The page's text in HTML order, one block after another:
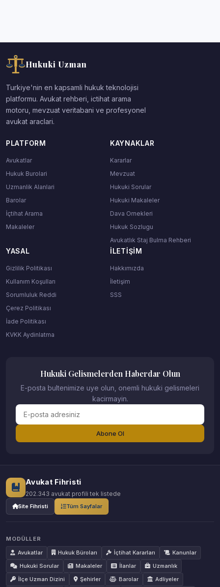
Hukuki Uzman
Turkiye'nin en kapsamli hukuk teknolojisi
platformu. Avukat rehberi, ictihat arama
motoru, mevzuat veritabani ve profesyonel
avukat araclari.
PLATFORM
Avukatlar
Hukuk Burolari
Uzmanlik Alanlari
Barolar
İçtihat Arama
Makaleler
KAYNAKLAR
Kararlar
Mevzuat
Hukuki Sorular
Hukuki Makaleler
Dava Ornekleri
Hukuk Sozlugu
Avukatlık Staj Bulma Rehberi
YASAL
Gizlilik Politikası
Kullanım Koşulları
Sorumluluk Reddi
Çerez Politikası
İade Politikası
KVKK Aydinlatma
İLETIŞIM
Hakkımızda
İletişim
SSS
Hukuki Gelismelerden Haberdar Olun
E-posta bultenimize uye olun, onemli hukuki gelismeleri
kacirmayin.
Abone Ol
Avukat Fihristi
202.343 avukat profili tek listede
Site Fihristi Tüm Sayfalar
MODÜLLER
Avukatlar
Hukuk Büroları İçtihat Kararları
Kanunlar
Hukuki Sorular
Makaleler İlanlar
Uzmanlık
İlçe Uzman Dizini
Şehirler Barolar
Adliyeler